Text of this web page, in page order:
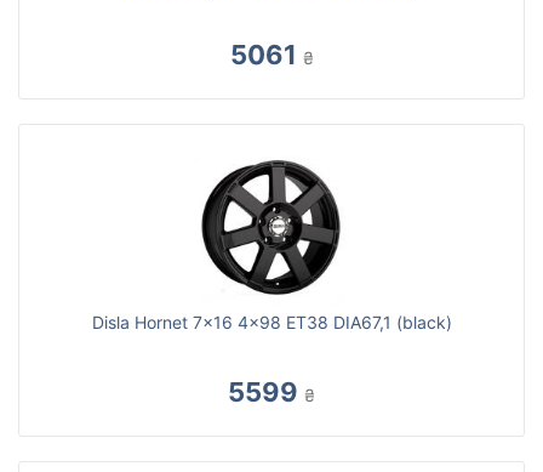
5061 ₴
Disla Hornet 7x16 4x98 ET38 DIA67,1 (black)
5599 ₴